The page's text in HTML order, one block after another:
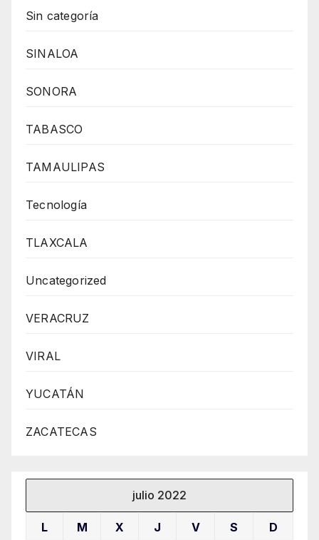
Sin categoría
SINALOA
SONORA
TABASCO
TAMAULIPAS
Tecnología
TLAXCALA
Uncategorized
VERACRUZ
VIRAL
YUCATÁN
ZACATECAS
julio 2022
L M X J V S D